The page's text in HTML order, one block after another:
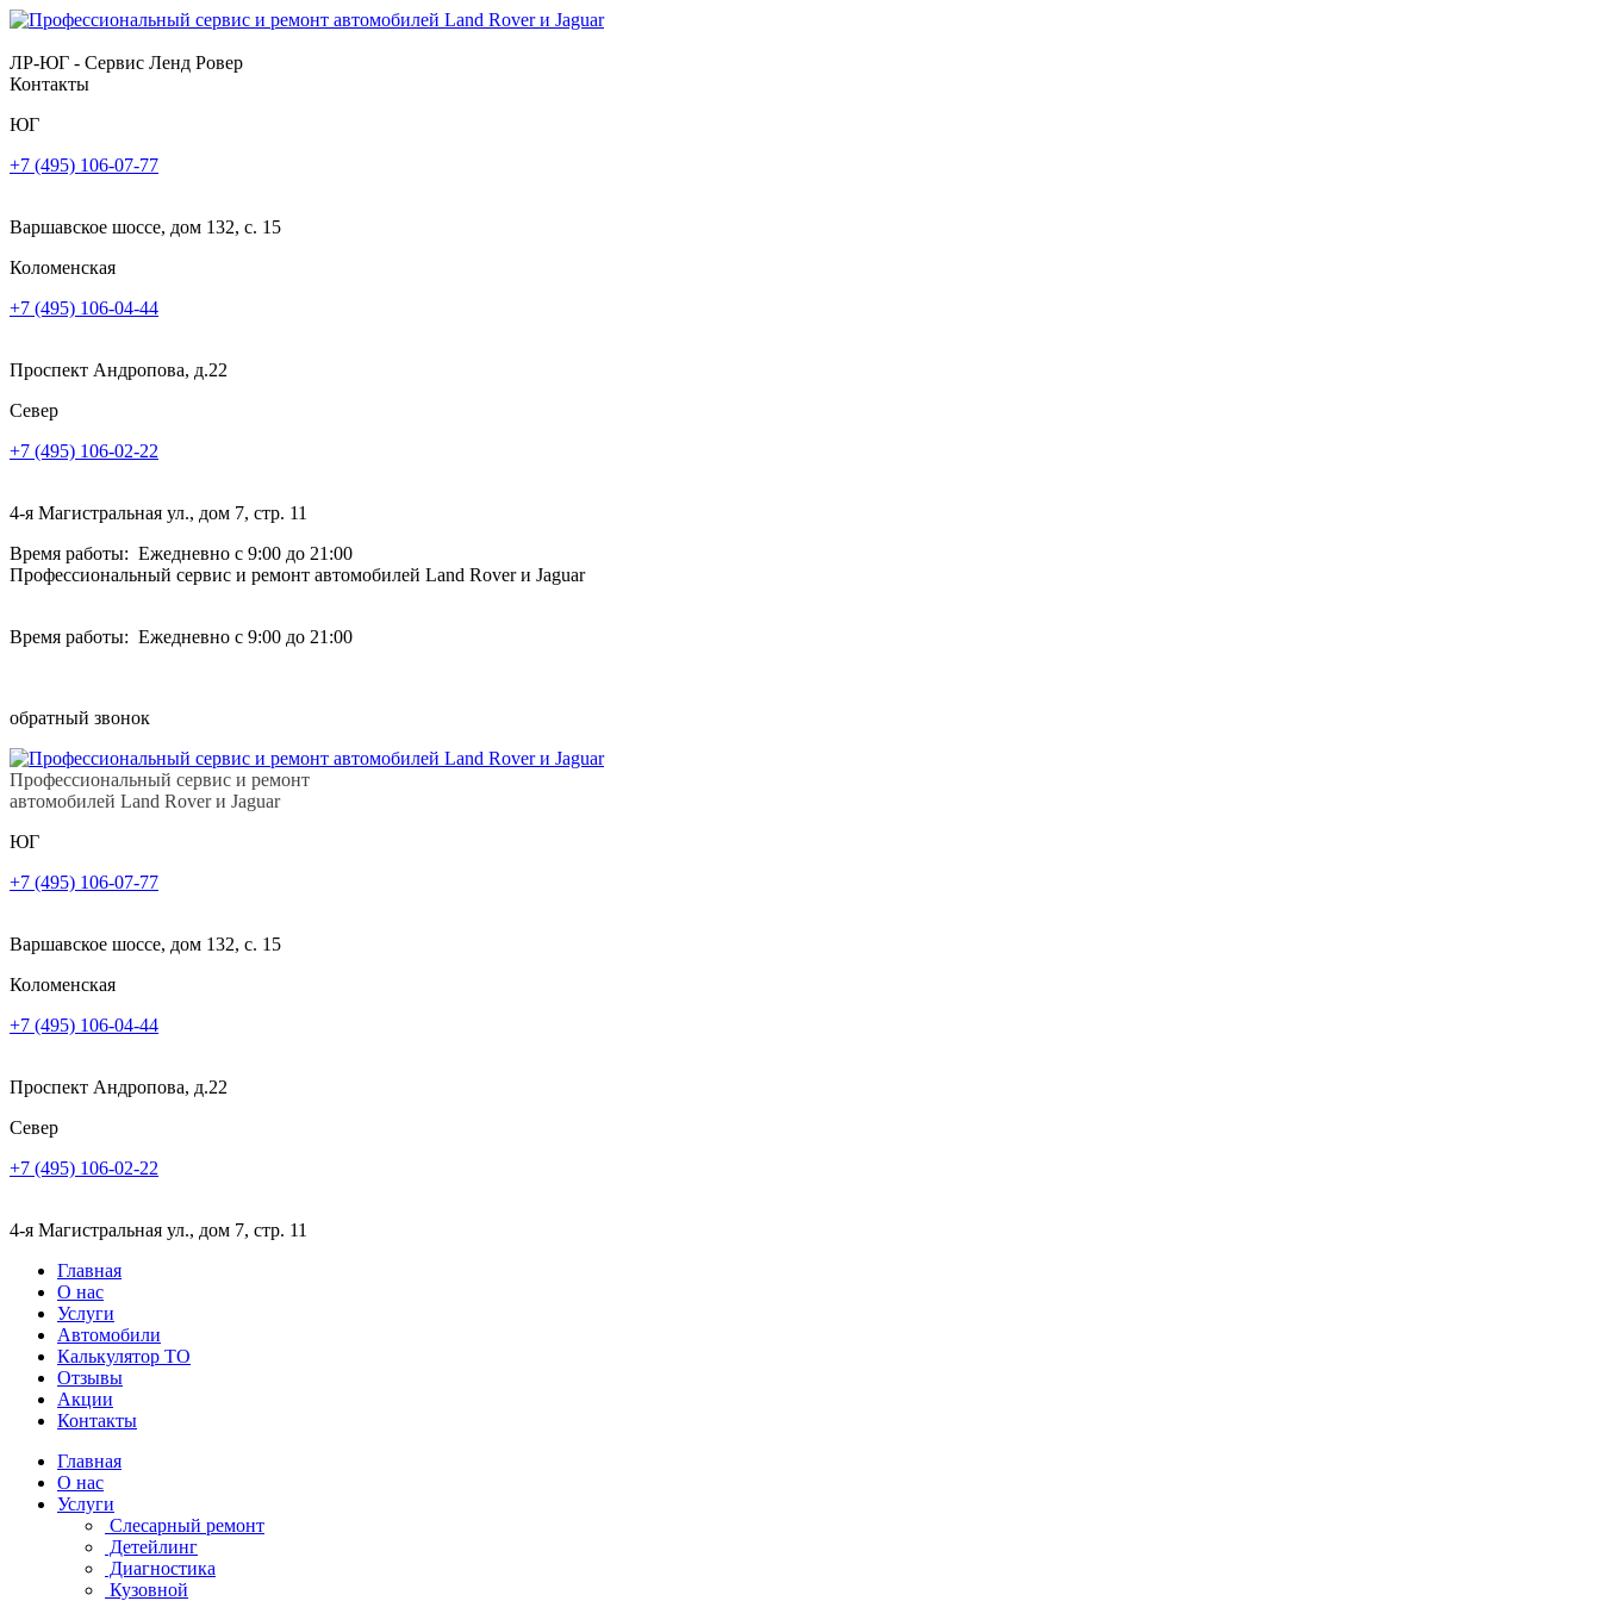
ЛР-ЮГ - Сервис Ленд Ровер
Контакты
ЮГ
+7 (495) 106-07-77
Варшавское шоссе, дом 132, с. 15
Коломенская
+7 (495) 106-04-44
Проспект Андропова, д.22
Север
+7 (495) 106-02-22
4-я Магистральная ул., дом 7, стр. 11
Время работы: Ежедневно с 9:00 до 21:00
Профессиональный сервис и ремонт автомобилей Land Rover и Jaguar
Время работы: Ежедневно с 9:00 до 21:00
обратный звонок
Профессиональный сервис и ремонт
автомобилей Land Rover и Jaguar
ЮГ
+7 (495) 106-07-77
Варшавское шоссе, дом 132, с. 15
Коломенская
+7 (495) 106-04-44
Проспект Андропова, д.22
Север
+7 (495) 106-02-22
4-я Магистральная ул., дом 7, стр. 11
Главная
О нас
Услуги
Автомобили
Калькулятор ТО
Отзывы
Акции
Контакты
Главная
О нас
Услуги
Слесарный ремонт
Детейлинг
Диагностика
Кузовной